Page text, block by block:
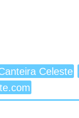
Celeste